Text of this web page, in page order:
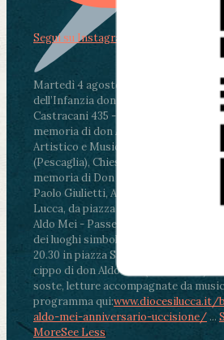
Martedì 4 agosto2026
ore 11:30 -
dell’Infanzia don Aldo Mei - Viale
Castracani 435 - Inaugurazione
memoria di don Aldo Mei curato dal
Artistico e Musicale “Passaglia”
ore
(Pescaglia), Chiesa parrocchiale -
memoria di Don Aldo Mei celebrata da
Paolo Giulietti, Arcivescovo di Lucca
Lucca, da piazza San Michele al
Aldo Mei - Passeggiata della Memoria
dei luoghi simbolo della città. Ritrovo
20.30 in piazza San Michele con
cippo di don Aldo Mei (Porta Elisa).
soste, letture accompagnate da
programma qui:
aldo-mei-anniversario-uccisione/ ...
MoreSee Less
Segui su Instagram